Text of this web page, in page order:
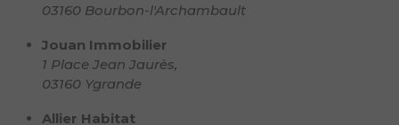
03160 Bourbon-l'Archambault
Jouan Immobilier
1 Place Jean Jaurès,
03160 Ygrande
Allier Habitat